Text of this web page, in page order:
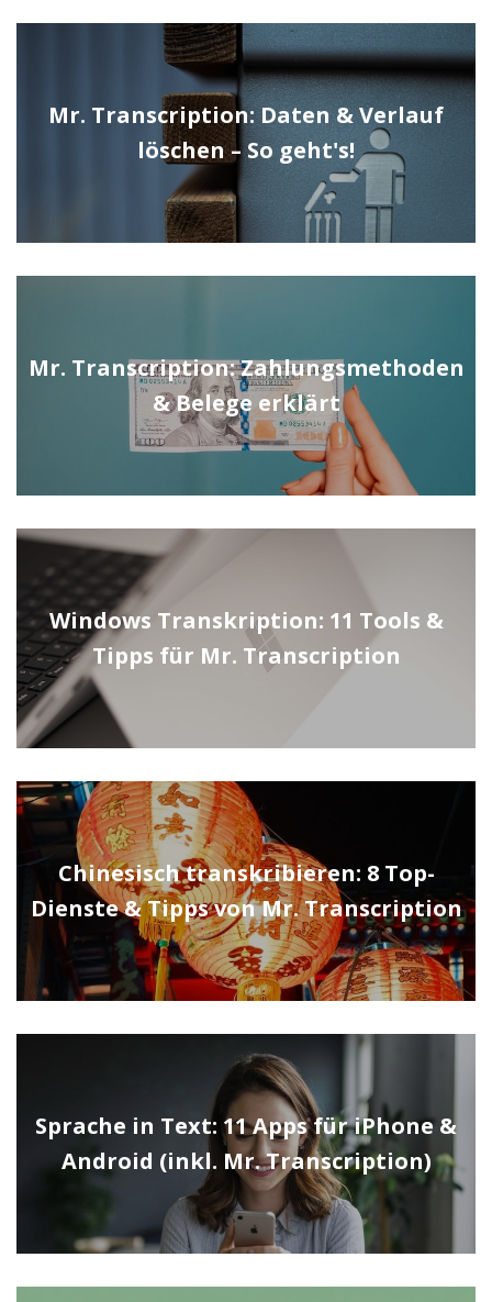
Mr. Transcription: Daten & Verlauf
löschen – So geht's!
Mr. Transcription: Zahlungsmethoden
& Belege erklärt
Windows Transkription: 11 Tools &
Tipps für Mr. Transcription
Chinesisch transkribieren: 8 Top-
Dienste & Tipps von Mr. Transcription
Sprache in Text: 11 Apps für iPhone &
Android (inkl. Mr. Transcription)